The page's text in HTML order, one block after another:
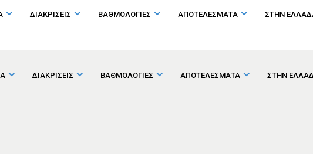
ΔΙΑΚΡΙΣΕΙΣ ΒΑΘΜΟΛΟΓΙΕΣ ΑΠΟΤΕΛΕΣΜΑΤΑ ΣΤΗΝ
ΔΙΑΚΡΙΣΕΙΣ ΒΑΘΜΟΛΟΓΙΕΣ ΑΠΟΤΕΛΕΣΜΑΤΑ ΣΤΗΝ